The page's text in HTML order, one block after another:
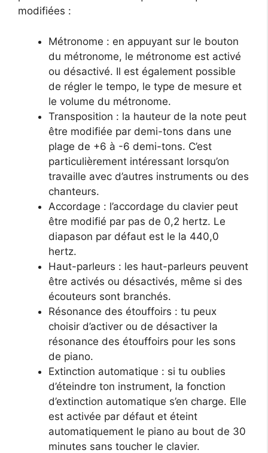
modifiées :
Métronome : en appuyant sur le bouton
du métronome, le métronome est activé
ou désactivé. Il est également possible
de régler le tempo, le type de mesure et
le volume du métronome.
Transposition : la hauteur de la note peut
être modifiée par demi-tons dans une
plage de +6 à -6 demi-tons. C’est
particulièrement intéressant lorsqu’on
travaille avec d’autres instruments ou des
chanteurs.
Accordage : l’accordage du clavier peut
être modifié par pas de 0,2 hertz. Le
diapason par défaut est le la 440,0
hertz.
Haut-parleurs : les haut-parleurs peuvent
être activés ou désactivés, même si des
écouteurs sont branchés.
Résonance des étouffoirs : tu peux
choisir d’activer ou de désactiver la
résonance des étouffoirs pour les sons
de piano.
Extinction automatique : si tu oublies
d’éteindre ton instrument, la fonction
d’extinction automatique s’en charge. Elle
est activée par défaut et éteint
automatiquement le piano au bout de 30
minutes sans toucher le clavier.